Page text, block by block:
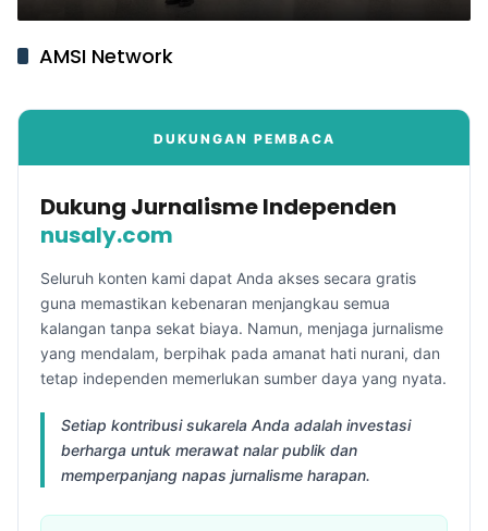
AMSI Network
DUKUNGAN PEMBACA
Dukung Jurnalisme Independen
nusaly.com
Seluruh konten kami dapat Anda akses secara gratis
guna memastikan kebenaran menjangkau semua
kalangan tanpa sekat biaya. Namun, menjaga jurnalisme
yang mendalam, berpihak pada amanat hati nurani, dan
tetap independen memerlukan sumber daya yang nyata.
Setiap kontribusi sukarela Anda adalah investasi
berharga untuk merawat nalar publik dan
memperpanjang napas jurnalisme harapan.